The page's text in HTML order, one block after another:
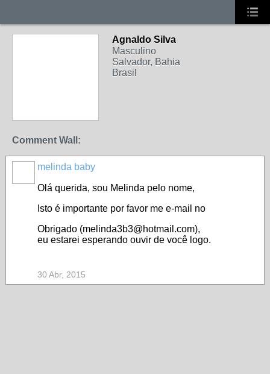
Agnaldo Silva
Masculino
Salvador, Bahia
Brasil
Comment Wall:
melinda baby
Olá querida, sou Melinda pelo nome,
Isto é importante por favor me e-mail no
Obrigado (melinda3b3@hotmail.com),
eu estarei esperando ouvir de você logo.
30 Abr, 2015